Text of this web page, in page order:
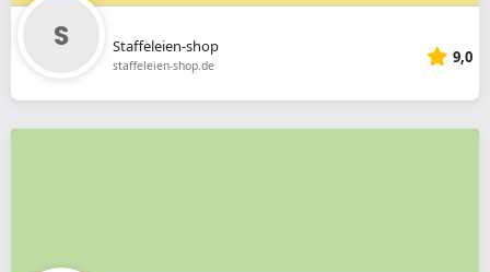
Staffeleien-shop
staffeleien-shop.de 9,0